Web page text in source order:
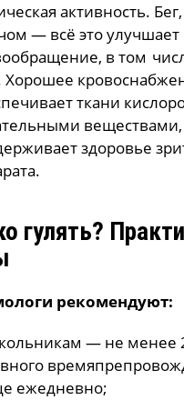
активность.
— всё это улучшает
в том
Хорошее
ткани
веществами,
здоровье
гулять?
рекомендуют:
— не менее
ежедневно;